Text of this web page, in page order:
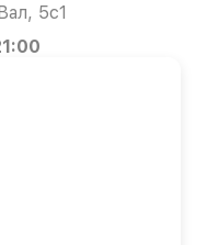
5с1